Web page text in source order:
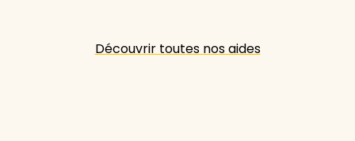
Découvrir toutes nos aides